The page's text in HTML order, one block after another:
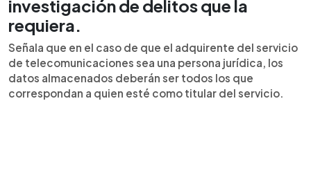
investigación de delitos que la
requiera.
Señala que en el caso de que el adquirente del servicio
de telecomunicaciones sea una persona jurídica, los
datos almacenados deberán ser todos los que
correspondan a quien esté como titular del servicio.